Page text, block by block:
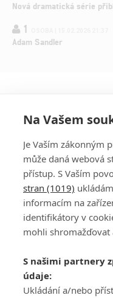
Nová dramatická série
1
Adam Sandler
DISKUZE
Šéfredaktorkou webu je
Máte-li zájem o inzerci
Na Vašem
Je Vaším zákonným
může daná webová
přístup. S Vaším
stran (1019)
informacím na
identifikátory v
mohli shromažďovat
S našimi partnery
údaje:
Ukládání a/nebo